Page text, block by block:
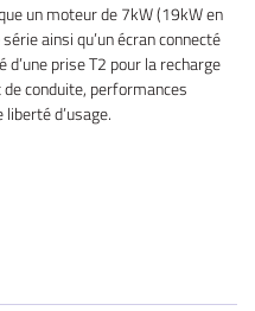
un moteur de 7kW (19kW en
ainsi qu’un écran connecté
d’une prise T2 pour la recharge
conduite, performances
d’usage.